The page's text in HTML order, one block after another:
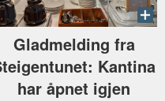
Gladmelding fra
Kantina
har åpnet igjen